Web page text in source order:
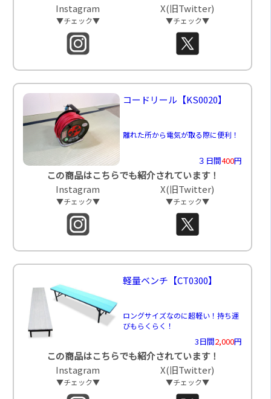
Instagram
▼チェック▼
X(旧Twitter)
▼チェック▼
コードリール 【KS0020】
離れた所から電気が取る際に便利！
３日間400円
この商品はこちらでも紹介されています！
Instagram
▼チェック▼
X(旧Twitter)
▼チェック▼
軽量ベンチ 【CT0300】
ロングサイズなのに超軽い！持ち運
びもらくらく！
3日間2,000円
この商品はこちらでも紹介されています！
Instagram
▼チェック▼
X(旧Twitter)
▼チェック▼